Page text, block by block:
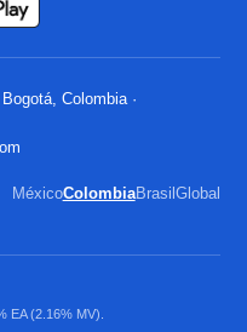
Colombia ·
MéxicoColombiaBrasilGlobal
EA (2.16% MV).